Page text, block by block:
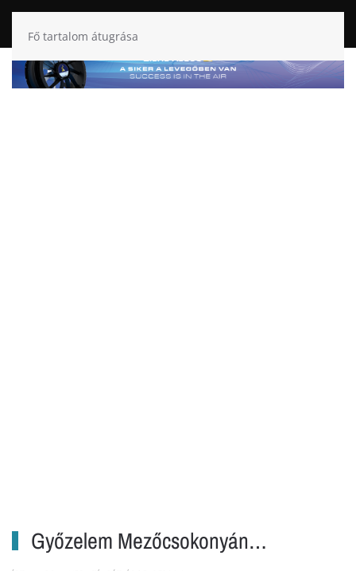
Fő tartalom átugrása
Győzelem Mezőcsokonyán…